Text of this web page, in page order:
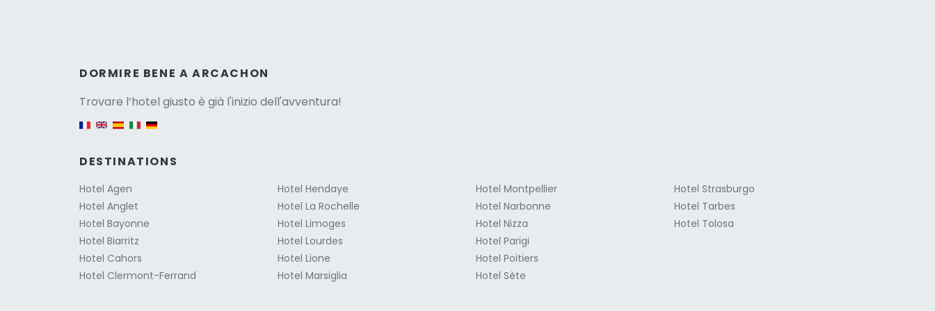
DORMIRE BENE A ARCACHON
Trovare l’hotel giusto è già l'inizio dell'avventura!
Versione italiana
DESTINATIONS
Hotel Agen
Hotel Anglet
Hotel Bayonne
Hotel Biarritz
Hotel Cahors
Hotel Clermont-Ferrand
Hotel Hendaye
Hotel La Rochelle
Hotel Limoges
Hotel Lourdes
Hotel Lione
Hotel Marsiglia
Hotel Montpellier
Hotel Narbonne
Hotel Nizza
Hotel Parigi
Hotel Poitiers
Hotel Sète
Hotel Strasburgo
Hotel Tarbes
Hotel Tolosa